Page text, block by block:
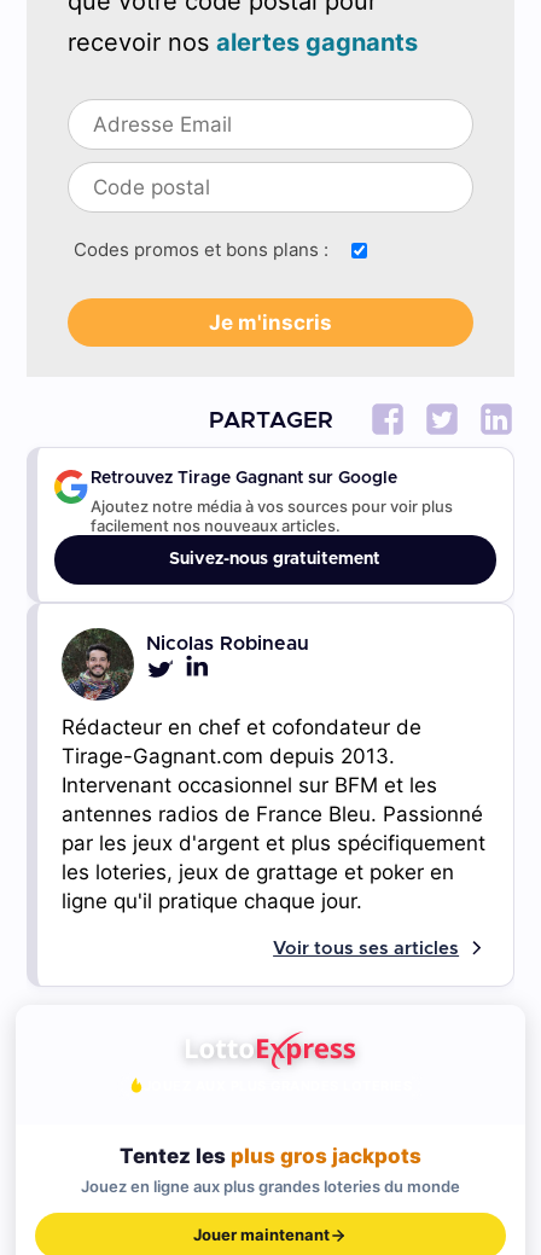
recevoir nos alertes gagnants
Codes promos et bons plans :
PARTAGER
Retrouvez Tirage Gagnant sur Google
Ajoutez notre média à vos sources pour voir plus
facilement nos nouveaux articles.
Suivez-nous gratuitement
Nicolas Robineau
Rédacteur en chef et cofondateur de
Tirage-Gagnant.com depuis 2013.
Intervenant occasionnel sur BFM et les
antennes radios de France Bleu. Passionné
par les jeux d'argent et plus spécifiquement
les loteries, jeux de grattage et poker en
ligne qu'il pratique chaque jour.
Voir tous ses articles
Tentez les plus gros jackpots
Jouez en ligne aux plus grandes loteries du monde
Jouer maintenant